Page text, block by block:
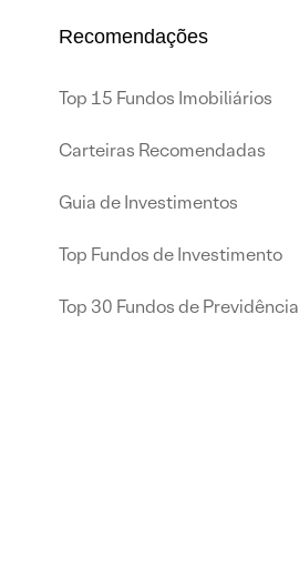
Recomendações
Top 15 Fundos Imobiliários
Carteiras Recomendadas
Guia de Investimentos
Top Fundos de Investimento
Top 30 Fundos de Previdência